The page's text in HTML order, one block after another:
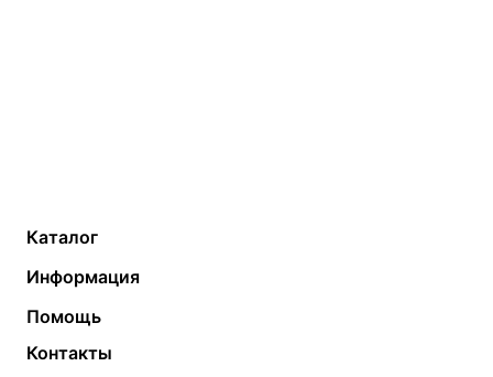
Каталог
Твердотопливные котлы
Электрические котлы
Банные печи
Теплый пол
Радиаторы
Насосы
Информация
Контакты
Статьи
Помощь
Контакты